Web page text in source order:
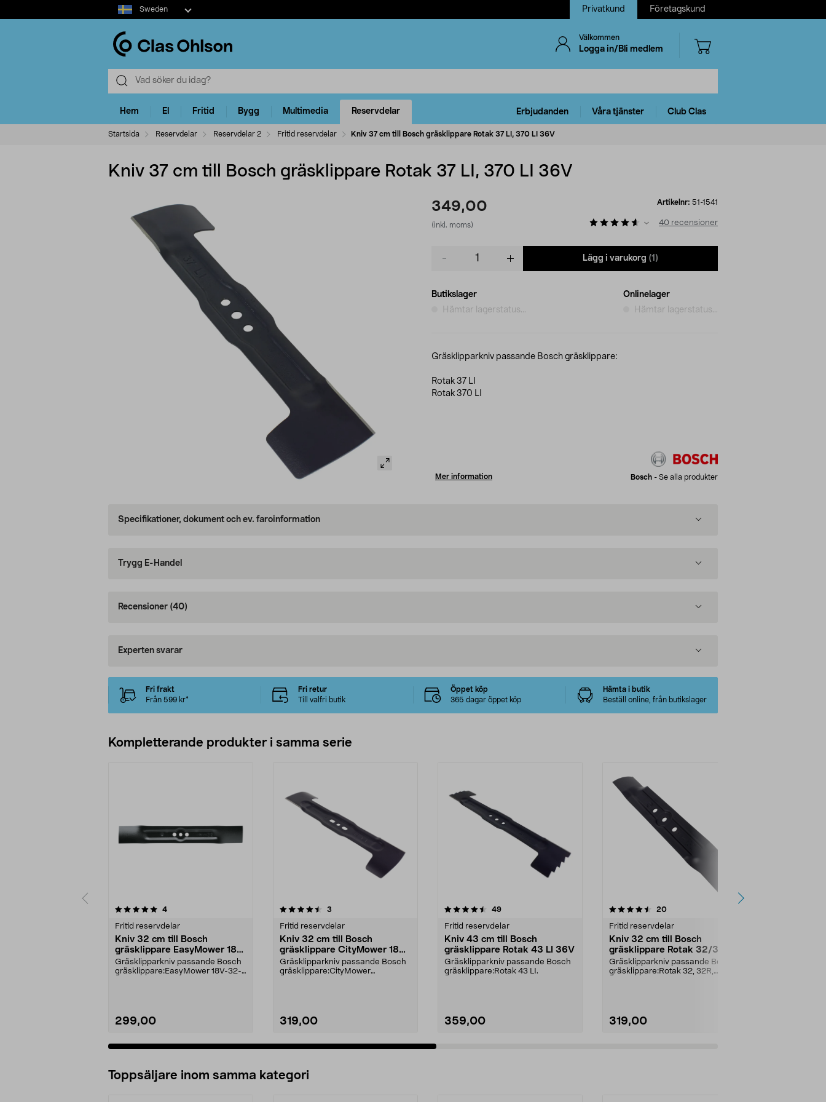
Select
market
Sweden Privatkund Företagskund
Välkommen
Logga in/Bli medlem
Hem El Fritid Bygg Multimedia Reservdelar Erbjudanden Våra tjänster Club Clas
Startsida Reservdelar Reservdelar 2 Fritid reservdelar Kniv 37 cm till Bosch gräsklippare Rotak 37 LI, 370 LI 36V
Kniv 37 cm till Bosch gräsklippare Rotak 37 LI, 370 LI 36V
349,00
(inkl. moms)
Artikelnr: 51-1541
40 recensioner
Lägg i varukorg (1)
Butikslager
Hämtar lagerstatus...
Onlinelager
Hämtar lagerstatus...
Gräsklipparkniv passande Bosch gräsklippare:
Rotak 37 LI
Rotak 370 LI
Mer information Bosch - Se alla produkter
Specifikationer, dokument och ev. faroinformation
Trygg E-Handel
Recensioner (40)
Experten svarar
Fri frakt
Från 599 kr*
Fri retur
Till valfri butik
Öppet köp
365 dagar öppet köp
Hämta i butik
Beställ online, från butikslager
Kompletterande produkter i samma serie
4recensioner
Fritid reservdelar
Kniv 32 cm till Bosch
gräsklippare EasyMower 18V,
CityMower 18V, Rotak 32 LI
Gräsklipparkniv passande Bosch
gräsklippare:EasyMower 18V-32-
299,00
4.5av 5 stjärnor 3
Fritid reservdelar
Kniv 32 cm till Bosch
gräsklippare CityMower 18V,
Rotak 32 LI
Gräsklipparkniv passande Bosch
gräsklippare:CityMower
319,00
4.5av 5 stjärnor 49recensioner
Fritid reservdelar
Kniv 43 cm till Bosch
gräsklippare Rotak 43 LI 36V
Gräsklipparkniv passande Bosch
gräsklippare:Rotak 43 LI.
359,00
4.5av 5 stjärnor 20recensioner
Fritid reservdelar
Kniv 32 cm till Bosch
gräsklippare Rotak 32/320,
Arm 32/3200
Gräsklipparkniv passande Bosch
gräsklippare:Rotak 32, 32R,
319,00
5.0av 5 stjärnor
Toppsäljare inom samma kategori